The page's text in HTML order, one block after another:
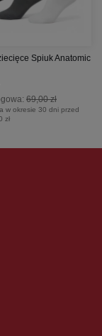
Spiuk Anatomic
69,00 zł
w okresie 30 dni przed
zł